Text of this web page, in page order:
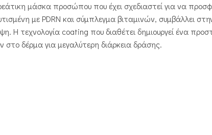
μάσκα προσώπου που έχει σχεδιαστεί για να
με PDRN και σύμπλεγμα βιταμινών, συμβάλλει
Η τεχνολογία coating που διαθέτει δημιουργεί ένα
δέρμα για μεγαλύτερη διάρκεια δράσης.